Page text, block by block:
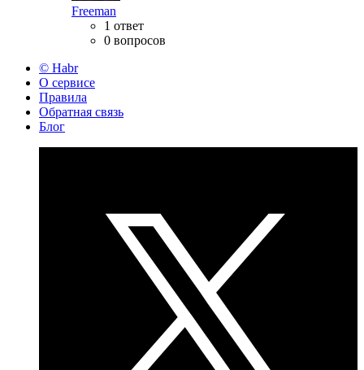
Freeman
1 ответ
0 вопросов
© Habr
О сервисе
Правила
Обратная связь
Блог